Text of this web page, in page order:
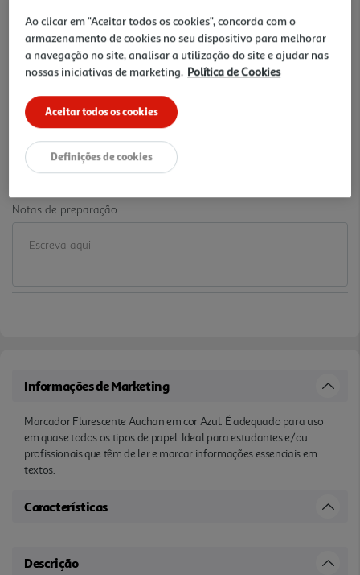
Marcador Flurescente Auchan em cor Azul. É
adequado para uso em quase todos os tipos de
papel. Ideal para estudantes e/ou profissionais que
têm de ler e marcar informações essenciais em
textos.
ver
0.99 €/un
0,99 €
Notas de preparação
Informações de Marketing
Marcador Flurescente Auchan em cor Azul. É adequado para uso
em quase todos os tipos de papel. Ideal para estudantes e/ou
profissionais que têm de ler e marcar informações essenciais em
textos.
Características
Descrição
Ao clicar em "Aceitar todos os cookies", concorda com o
armazenamento de cookies no seu dispositivo para melhorar
a navegação no site, analisar a utilização do site e ajudar nas
nossas iniciativas de marketing. Política de Cookies
Aceitar todos os cookies
Definições de cookies